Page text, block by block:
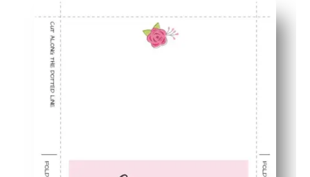
Wygoda bez przygotowania - drukuj na standardowym
Serdeczne i osobiste - dodaj do środka własną
Elegancka różana grafika - wygląda polerowana i
Przyjazny w ostatniej chwili - opuść sklep i spraw, aby